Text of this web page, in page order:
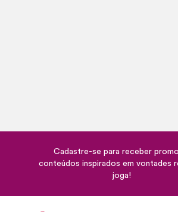
Cadastre-se para receber
conteúdos inspirados em vontades
joga!